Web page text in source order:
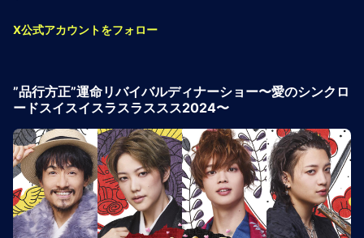
X公式アカウントをフォロー
”品行方正”運命リバイバルディナーショー〜愛のシンクロ
ードスイスイスラスラススス2024〜